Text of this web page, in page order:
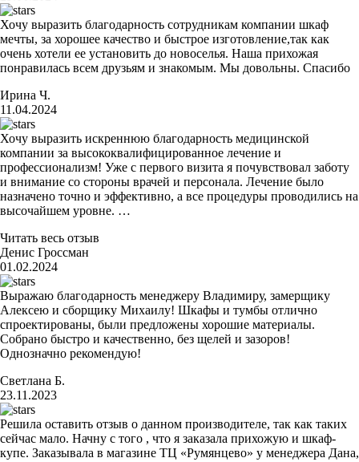
Хочу выразить благодарность сотрудникам компании шкаф
мечты, за хорошее качество и быстрое изготовление,так как
очень хотели ее установить до новоселья. Наша прихожая
понравилась всем друзьям и знакомым. Мы довольны. Спасибо
Ирина Ч.
11.04.2024
Хочу выразить искреннюю благодарность медицинской
компании за высококвалифицированное лечение и
профессионализм! Уже с первого визита я почувствовал заботу
и внимание со стороны врачей и персонала. Лечение было
назначено точно и эффективно, а все процедуры проводились на
высочайшем уровне. …
Читать весь отзыв
Денис Гроссман
01.02.2024
Выражаю благодарность менеджеру Владимиру, замерщику
Алексею и сборщику Михаилу! Шкафы и тумбы отлично
спроектированы, были предложены хорошие материалы.
Собрано быстро и качественно, без щелей и зазоров!
Однозначно рекомендую!
Светлана Б.
23.11.2023
Решила оставить отзыв о данном производителе, так как таких
сейчас мало. Начну с того , что я заказала прихожую и шкаф-
купе. Заказывала в магазине ТЦ «Румянцево» у менеджера Дана,